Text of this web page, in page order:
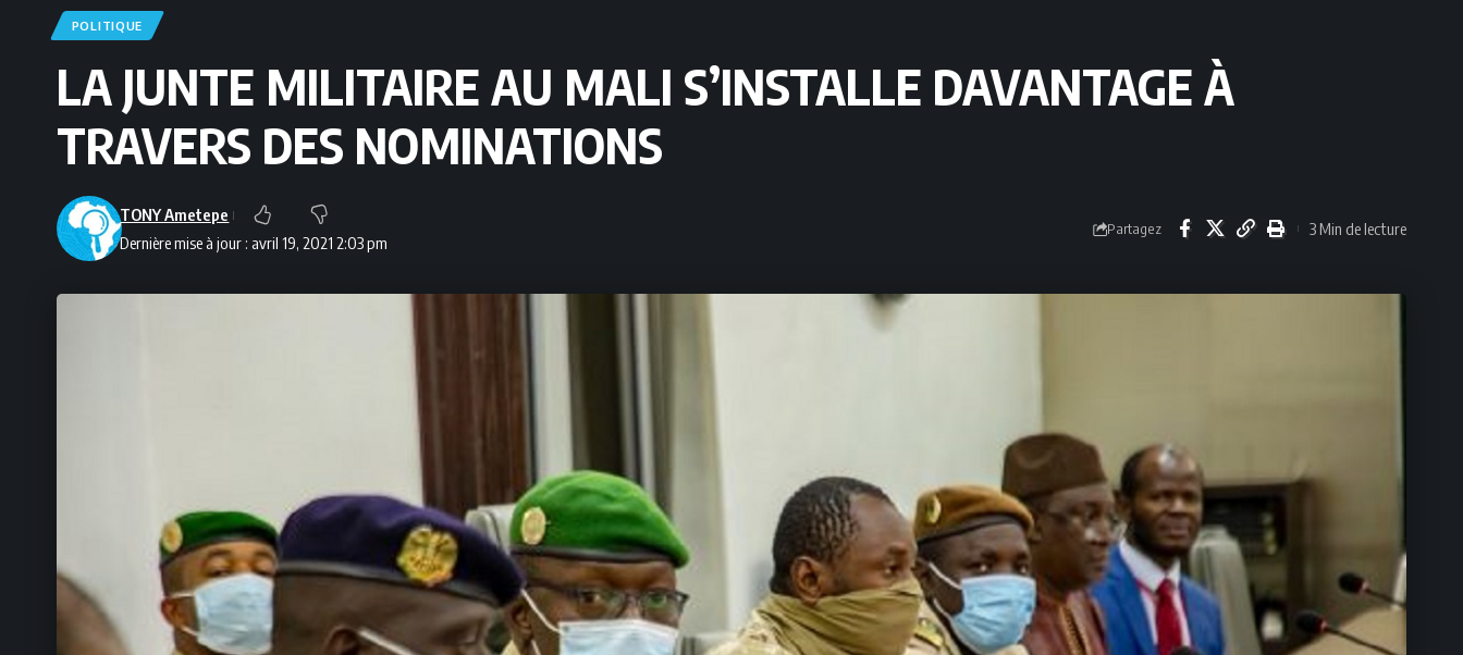
POLITIQUE
LA JUNTE MILITAIRE AU MALI S’INSTALLE DAVANTAGE À
TRAVERS DES NOMINATIONS
Dernière mise à jour : avril 19, 2021 2:03 pm
TONY Ametepe
Partagez 3 Min de lecture